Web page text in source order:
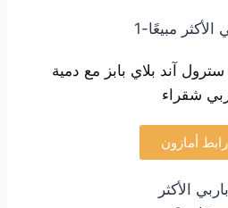
آند بلاي بابز مع دمية
شقراء
رابط أمازون